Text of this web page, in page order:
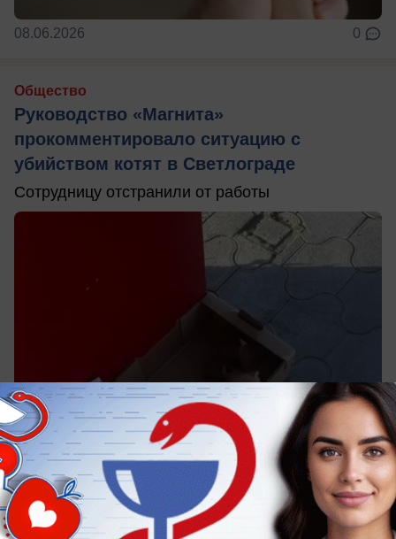
08.06.2026 0
Общество
Руководство «Магнита»
прокомментировало ситуацию с
убийством котят в Светлограде
Сотрудницу отстранили от работы
25.05.2026 6